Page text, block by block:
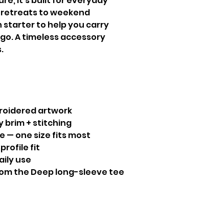
to weekend
starter to help you carry
A timeless accessory
artwork
brim + stitching
— one size fits most
fit
use
the Deep long-sleeve tee